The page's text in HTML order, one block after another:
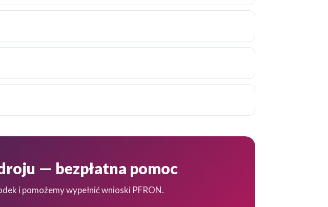
— bezpłatna pomoc
i pomożemy wypełnić wnioski PFRON.